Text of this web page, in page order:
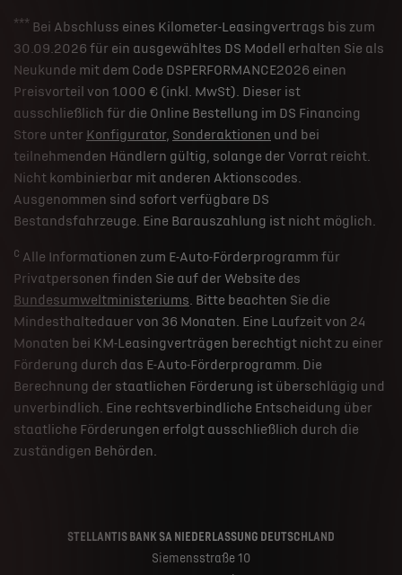
*** Bei Abschluss eines Kilometer-Leasingvertrags bis zum
30.09.2026 für ein ausgewähltes DS Modell erhalten Sie als
Neukunde mit dem Code DSPERFORMANCE2026 einen
Preisvorteil von 1.000 € (inkl. MwSt). Dieser ist
ausschließlich für die Online Bestellung im DS Financing
Store unter Konfigurator, Sonderaktionen und bei
teilnehmenden Händlern gültig, solange der Vorrat reicht.
Nicht kombinierbar mit anderen Aktionscodes.
Ausgenommen sind sofort verfügbare DS
Bestandsfahrzeuge. Eine Barauszahlung ist nicht möglich.
c Alle Informationen zum E-Auto-Förderprogramm für
Privatpersonen finden Sie auf der Website des
Bundesumweltministeriums. Bitte beachten Sie die
Mindesthaltedauer von 36 Monaten. Eine Laufzeit von 24
Monaten bei KM-Leasingverträgen berechtigt nicht zu einer
Förderung durch das E-Auto-Förderprogramm. Die
Berechnung der staatlichen Förderung ist überschlägig und
unverbindlich. Eine rechtsverbindliche Entscheidung über
staatliche Förderungen erfolgt ausschließlich durch die
zuständigen Behörden.
STELLANTIS BANK SA NIEDERLASSUNG DEUTSCHLAND
Siemensstraße 10